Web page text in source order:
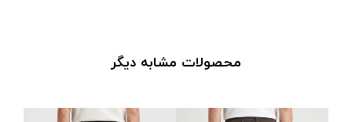
محصولات مشابه دیگر